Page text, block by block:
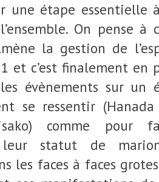
une étape essentielle
On pense
la gestion de
et c’est finalement en
évènements sur un
se ressentir
comme pour
leur statut de
les faces à faces